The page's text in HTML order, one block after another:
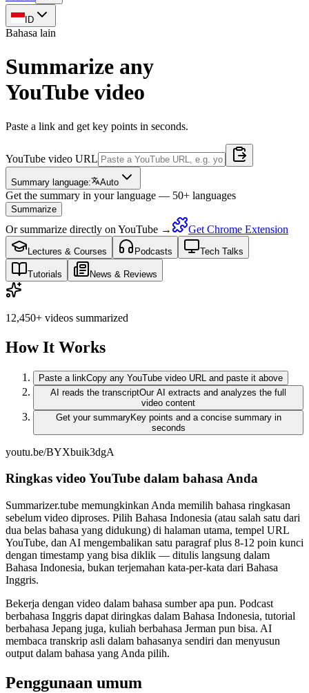
ID
Bahasa lain
Summarize any
YouTube video
Paste a link and get key points in seconds.
YouTube video URL
Summary language: Auto
Get the summary in your language — 50+ languages
Summarize
Or summarize directly on YouTube → Get Chrome Extension
Lectures & Courses Podcasts Tech Talks
Tutorials News & Reviews
12,450+ videos summarized
How It Works
Paste a linkCopy any YouTube video URL and paste it above
AI reads the transcriptOur AI extracts and analyzes the full
video content
Get your summaryKey points and a concise summary in
seconds
youtu.be/BYXbuik3dgA
Ringkas video YouTube dalam bahasa Anda
Summarizer.tube memungkinkan Anda memilih bahasa ringkasan
sebelum video diproses. Pilih Bahasa Indonesia (atau salah satu dari
dua belas bahasa yang didukung) di halaman utama, tempel URL
YouTube, dan AI mengembalikan satu paragraf plus 8-12 poin kunci
dengan timestamp yang bisa diklik — ditulis langsung dalam
Bahasa Indonesia, bukan terjemahan kata-per-kata dari Bahasa
Inggris.
Bekerja dengan video dalam bahasa sumber apa pun. Podcast
berbahasa Inggris dapat diringkas dalam Bahasa Indonesia, tutorial
berbahasa Jepang juga, kuliah berbahasa Jerman pun bisa. AI
membaca transkrip asli dalam bahasanya sendiri dan menyusun
output dalam bahasa yang Anda pilih.
Penggunaan umum